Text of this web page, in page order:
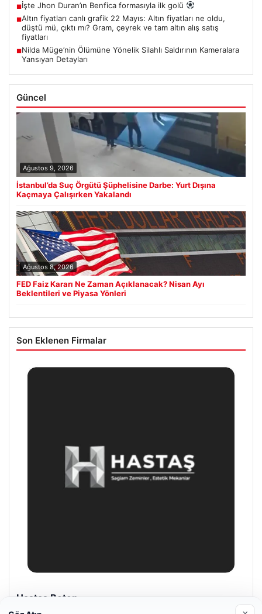
■İşte Jhon Duran’ın Benfica formasıyla ilk golü
■Altın fiyatları canlı grafik 22 Mayıs: Altın fiyatları ne oldu,
düştü mü, çıktı mı? Gram, çeyrek ve tam altın alış satış
fiyatları
■Nilda Müge’nin Ölümüne Yönelik Silahlı Saldırının Kameralara
Yansıyan Detayları
Güncel
Ağustos 9, 2026
İstanbul’da Suç Örgütü Şüphelisine Darbe: Yurt Dışına
Kaçmaya Çalışırken Yakalandı
Ağustos 8, 2026
FED Faiz Kararı Ne Zaman Açıklanacak? Nisan Ayı
Beklentileri ve Piyasa Yönleri
Son Eklenen Firmalar
Prenses Night Club
Nisan 29, 2026